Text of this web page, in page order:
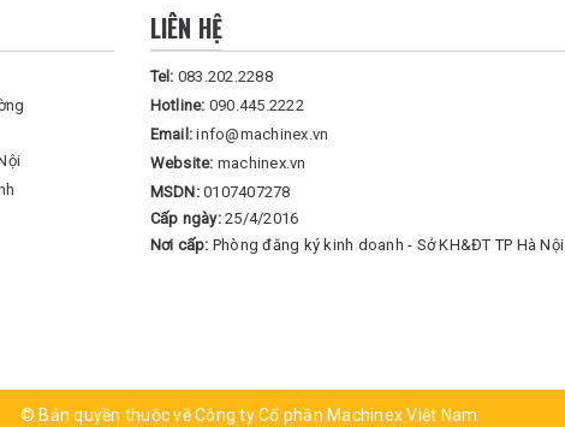
LIÊN HỆ
Tel: 083.202.2288
Hotline: 090.445.2222
Email:info@machinex.vn
Website: machinex.vn
MSDN: 0107407278
Cấp ngày: 25/4/2016
Nơi cấp: Phòng đăng ký kinh doanh - Sở KH&ĐT TP Hà Nội
© Bản quyền thuộc về Công ty Cổ phần Machinex Việt Nam